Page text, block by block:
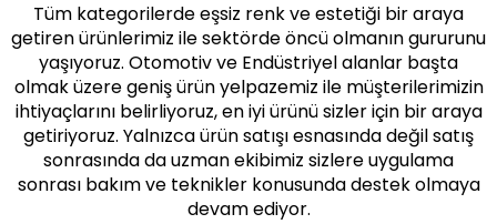
Tüm kategorilerde eşsiz renk ve estetiği bir araya
getiren ürünlerimiz ile sektörde öncü olmanın gururunu
yaşıyoruz. Otomotiv ve Endüstriyel alanlar başta
olmak üzere geniş ürün yelpazemiz ile müşterilerimizin
ihtiyaçlarını belirliyoruz, en iyi ürünü sizler için bir araya
getiriyoruz. Yalnızca ürün satışı esnasında değil satış
sonrasında da uzman ekibimiz sizlere uygulama
sonrası bakım ve teknikler konusunda destek olmaya
devam ediyor.